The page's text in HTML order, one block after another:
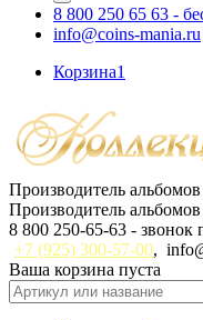
8 800 250 65 63 -
info@coins-mania.ru
Корзина1
Производитель
Производитель
8 800 250-65-63 - звонок
+7 (925) 300-57-00,
Ваша корзина пуста